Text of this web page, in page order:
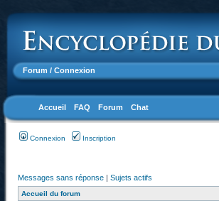
Forum / Connexion
Accueil FAQ Forum Chat
Connexion Inscription
Messages sans réponse | Sujets actifs
Accueil du forum